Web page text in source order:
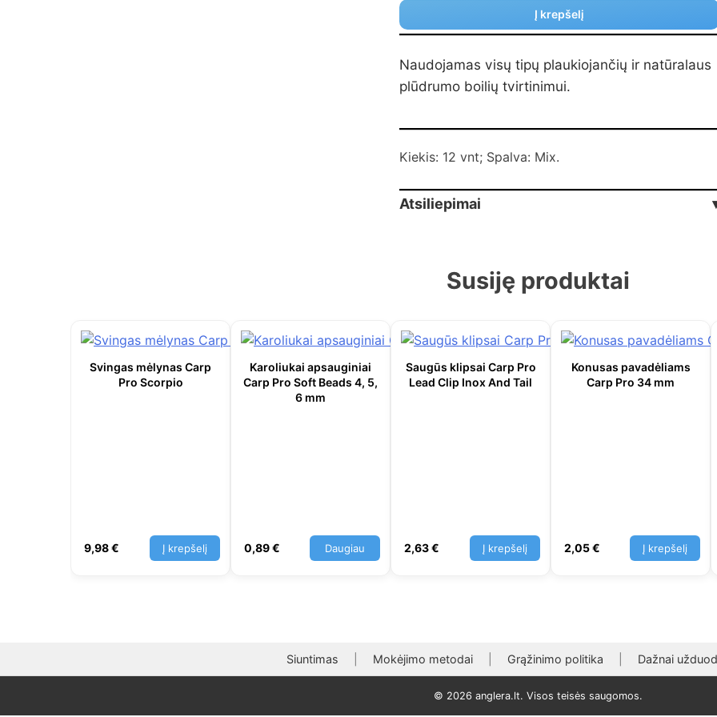
Į krepšelį
Naudojamas visų tipų plaukiojančių ir natūralaus
plūdrumo boilių tvirtinimui.
Kiekis: 12 vnt; Spalva: Mix.
Atsiliepimai
Susiję produktai
Svingas mėlynas Carp
Pro Scorpio
9,98€ Į krepšelį
Karoliukai apsauginiai
Carp Pro Soft Beads 4, 5,
6 mm
0,89€ Daugiau
Saugūs klipsai Carp Pro
Lead Clip Inox And Tail
2,63€ Į krepšelį
Konusas pavadėliams
Carp Pro 34 mm
2,05€ Į krepšelį
Siuntimas Mokėjimo metodai Grąžinimo politika Dažnai
© 2026 anglera.lt. Visos teisės saugomos.